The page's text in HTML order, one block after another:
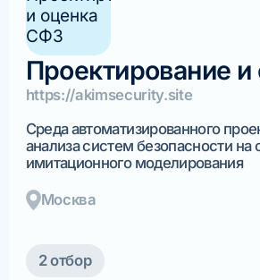
Проектирование и
https://akimsecurity.site
Среда автоматизированного
анализа систем безопасности на
имитационного моделирования
Москва
2 отбор